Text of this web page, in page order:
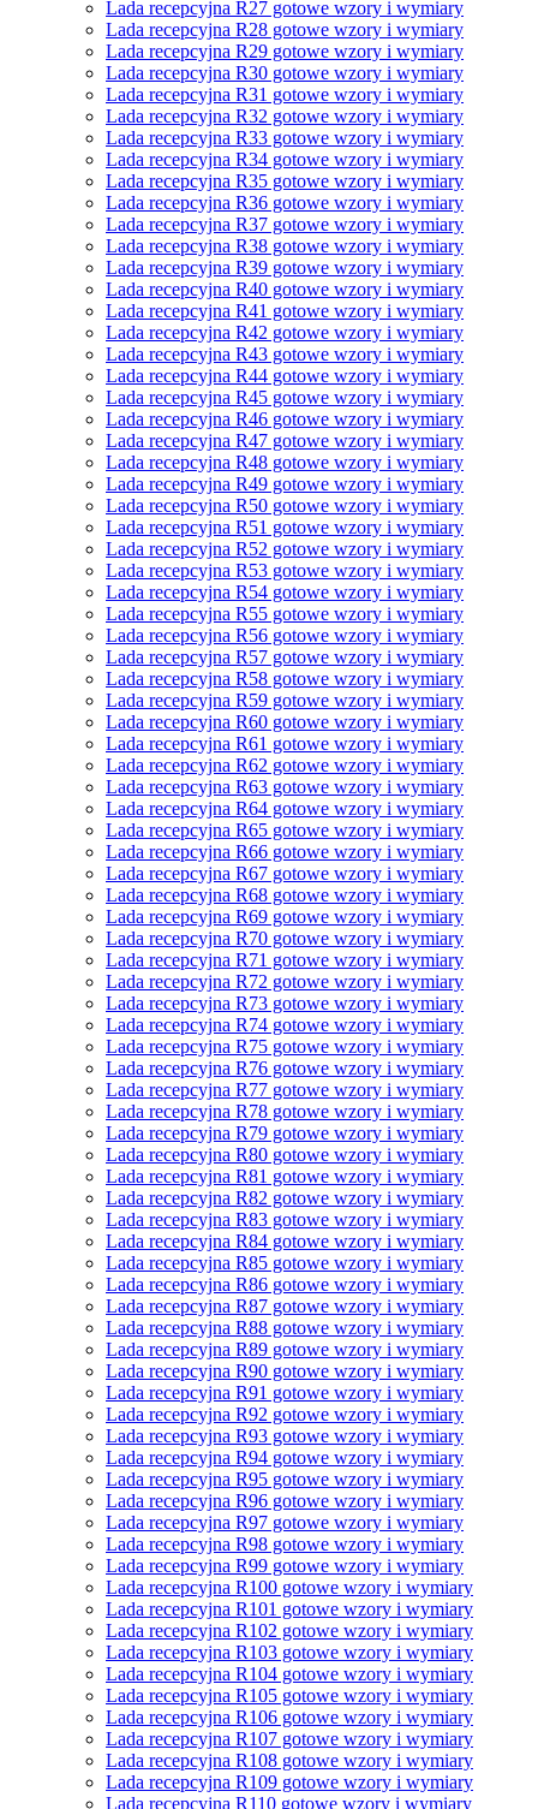
Lada recepcyjna R27 gotowe wzory i wymiary
Lada recepcyjna R28 gotowe wzory i wymiary
Lada recepcyjna R29 gotowe wzory i wymiary
Lada recepcyjna R30 gotowe wzory i wymiary
Lada recepcyjna R31 gotowe wzory i wymiary
Lada recepcyjna R32 gotowe wzory i wymiary
Lada recepcyjna R33 gotowe wzory i wymiary
Lada recepcyjna R34 gotowe wzory i wymiary
Lada recepcyjna R35 gotowe wzory i wymiary
Lada recepcyjna R36 gotowe wzory i wymiary
Lada recepcyjna R37 gotowe wzory i wymiary
Lada recepcyjna R38 gotowe wzory i wymiary
Lada recepcyjna R39 gotowe wzory i wymiary
Lada recepcyjna R40 gotowe wzory i wymiary
Lada recepcyjna R41 gotowe wzory i wymiary
Lada recepcyjna R42 gotowe wzory i wymiary
Lada recepcyjna R43 gotowe wzory i wymiary
Lada recepcyjna R44 gotowe wzory i wymiary
Lada recepcyjna R45 gotowe wzory i wymiary
Lada recepcyjna R46 gotowe wzory i wymiary
Lada recepcyjna R47 gotowe wzory i wymiary
Lada recepcyjna R48 gotowe wzory i wymiary
Lada recepcyjna R49 gotowe wzory i wymiary
Lada recepcyjna R50 gotowe wzory i wymiary
Lada recepcyjna R51 gotowe wzory i wymiary
Lada recepcyjna R52 gotowe wzory i wymiary
Lada recepcyjna R53 gotowe wzory i wymiary
Lada recepcyjna R54 gotowe wzory i wymiary
Lada recepcyjna R55 gotowe wzory i wymiary
Lada recepcyjna R56 gotowe wzory i wymiary
Lada recepcyjna R57 gotowe wzory i wymiary
Lada recepcyjna R58 gotowe wzory i wymiary
Lada recepcyjna R59 gotowe wzory i wymiary
Lada recepcyjna R60 gotowe wzory i wymiary
Lada recepcyjna R61 gotowe wzory i wymiary
Lada recepcyjna R62 gotowe wzory i wymiary
Lada recepcyjna R63 gotowe wzory i wymiary
Lada recepcyjna R64 gotowe wzory i wymiary
Lada recepcyjna R65 gotowe wzory i wymiary
Lada recepcyjna R66 gotowe wzory i wymiary
Lada recepcyjna R67 gotowe wzory i wymiary
Lada recepcyjna R68 gotowe wzory i wymiary
Lada recepcyjna R69 gotowe wzory i wymiary
Lada recepcyjna R70 gotowe wzory i wymiary
Lada recepcyjna R71 gotowe wzory i wymiary
Lada recepcyjna R72 gotowe wzory i wymiary
Lada recepcyjna R73 gotowe wzory i wymiary
Lada recepcyjna R74 gotowe wzory i wymiary
Lada recepcyjna R75 gotowe wzory i wymiary
Lada recepcyjna R76 gotowe wzory i wymiary
Lada recepcyjna R77 gotowe wzory i wymiary
Lada recepcyjna R78 gotowe wzory i wymiary
Lada recepcyjna R79 gotowe wzory i wymiary
Lada recepcyjna R80 gotowe wzory i wymiary
Lada recepcyjna R81 gotowe wzory i wymiary
Lada recepcyjna R82 gotowe wzory i wymiary
Lada recepcyjna R83 gotowe wzory i wymiary
Lada recepcyjna R84 gotowe wzory i wymiary
Lada recepcyjna R85 gotowe wzory i wymiary
Lada recepcyjna R86 gotowe wzory i wymiary
Lada recepcyjna R87 gotowe wzory i wymiary
Lada recepcyjna R88 gotowe wzory i wymiary
Lada recepcyjna R89 gotowe wzory i wymiary
Lada recepcyjna R90 gotowe wzory i wymiary
Lada recepcyjna R91 gotowe wzory i wymiary
Lada recepcyjna R92 gotowe wzory i wymiary
Lada recepcyjna R93 gotowe wzory i wymiary
Lada recepcyjna R94 gotowe wzory i wymiary
Lada recepcyjna R95 gotowe wzory i wymiary
Lada recepcyjna R96 gotowe wzory i wymiary
Lada recepcyjna R97 gotowe wzory i wymiary
Lada recepcyjna R98 gotowe wzory i wymiary
Lada recepcyjna R99 gotowe wzory i wymiary
Lada recepcyjna R100 gotowe wzory i wymiary
Lada recepcyjna R101 gotowe wzory i wymiary
Lada recepcyjna R102 gotowe wzory i wymiary
Lada recepcyjna R103 gotowe wzory i wymiary
Lada recepcyjna R104 gotowe wzory i wymiary
Lada recepcyjna R105 gotowe wzory i wymiary
Lada recepcyjna R106 gotowe wzory i wymiary
Lada recepcyjna R107 gotowe wzory i wymiary
Lada recepcyjna R108 gotowe wzory i wymiary
Lada recepcyjna R109 gotowe wzory i wymiary
Lada recepcyjna R110 gotowe wzory i wymiary